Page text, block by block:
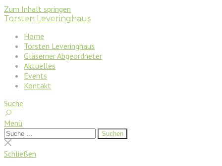
Zum Inhalt springen
Torsten Leveringhaus
Home
Torsten Leveringhaus
Gläserner Abgeordneter
Aktuelles
Events
Kontakt
Suche
Menü
Suchen
nach:
Suchen
Suche
schließen
Schließen